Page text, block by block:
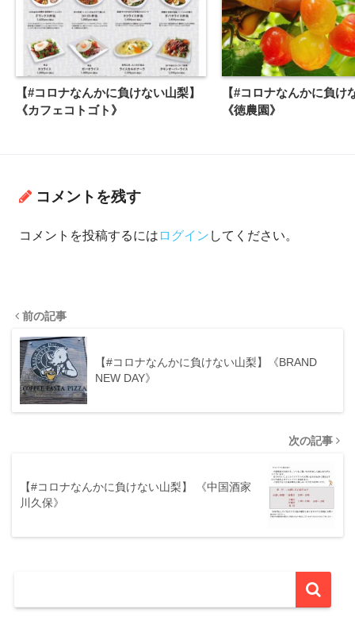
【#コロナなんかに負けない山梨】
《カフェコトゴト》
【#コロナなんかに負け
《徳農園》
コメントを残す
コメントを投稿するには ログイン してください。
前の記事
【#コロナなんかに負けない山梨】《BRAND
NEW DAY》
次の記事
【#コロナなんかに負けない山梨】 《中国酒家
川久保》